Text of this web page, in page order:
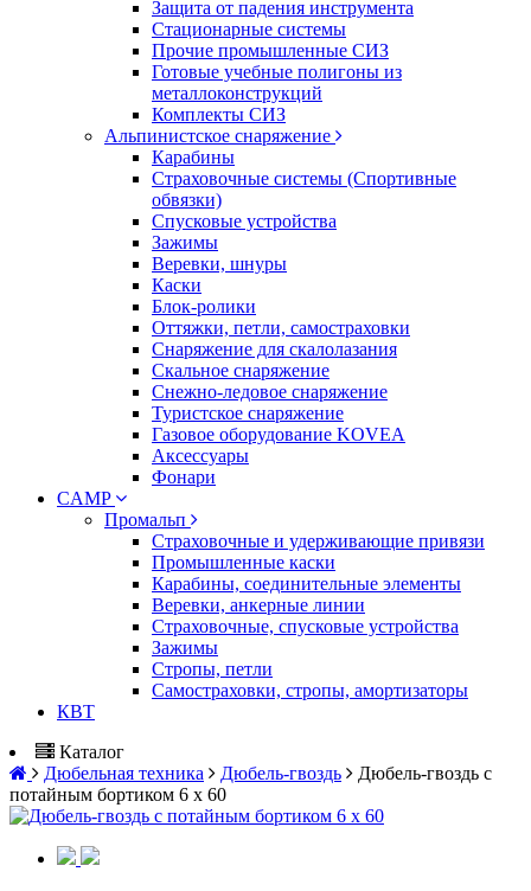
Защита от падения инструмента
Стационарные системы
Прочие промышленные СИЗ
Готовые учебные полигоны из
металлоконструкций
Комплекты СИЗ
Альпинистское снаряжение
Карабины
Страховочные системы (Спортивные
обвязки)
Спусковые устройства
Зажимы
Веревки, шнуры
Каски
Блок-ролики
Оттяжки, петли, самостраховки
Снаряжение для скалолазания
Скальное снаряжение
Снежно-ледовое снаряжение
Туристское снаряжение
Газовое оборудование KOVEA
Аксессуары
Фонари
CAMP
Промальп
Страховочные и удерживающие привязи
Промышленные каски
Карабины, соединительные элементы
Веревки, анкерные линии
Страховочные, спусковые устройства
Зажимы
Стропы, петли
Самостраховки, стропы, амортизаторы
КВТ
Каталог
Дюбельная техника
Дюбель-гвоздь
Дюбель-гвоздь с
потайным бортиком 6 х 60